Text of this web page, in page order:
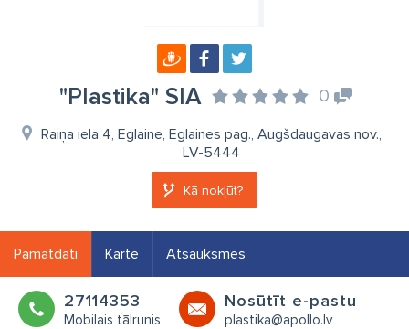
"Plastika" SIA 0
Raiņa iela 4, Eglaine, Eglaines pag., Augšdaugavas nov.,
LV-5444
Kā nokļūt?
Pamatdati Karte Atsauksmes
27114353
Mobilais tālrunis
Nosūtīt e-pastu
plastika@apollo.lv